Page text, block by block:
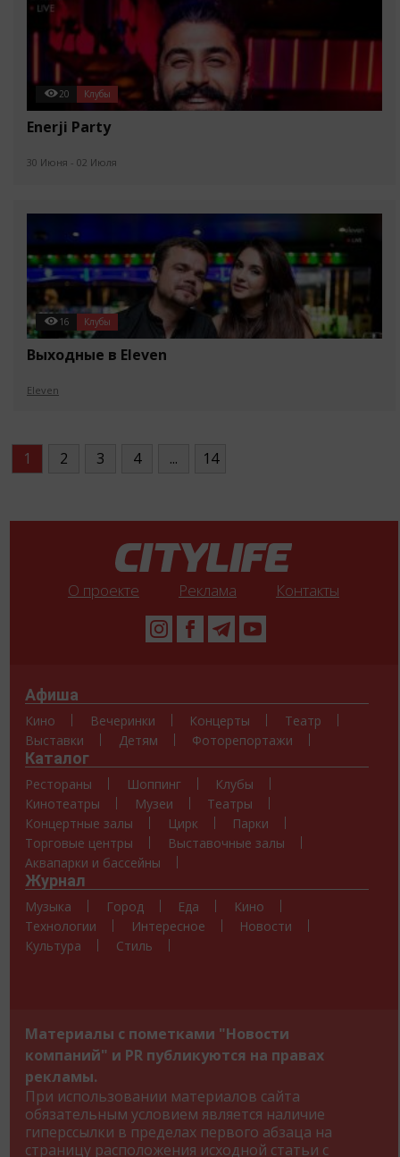
20 Клубы
Enerji Party
30 Июня - 02 Июля
16 Клубы
Выходные в Eleven
Eleven
1 2 3 4 ... 14
О проекте Реклама Контакты
Афиша
Кино Вечеринки Концерты
Театр
Выставки
Детям Фоторепортажи
Каталог
Рестораны Шоппинг
Клубы
Кинотеатры
Музеи
Театры
Концертные залы
Цирк
Парки
Торговые центры
Выставочные залы
Аквапарки и бассейны
Журнал
Музыка Город Еда
Кино
Технологии
Интересное
Новости
Культура
Стиль
Материалы с пометками "Новости
компаний" и PR публикуются на правах
рекламы.
При использовании материалов сайта
обязательным условием является наличие
гиперссылки в пределах первого абзаца на
страницу расположения исходной статьи с